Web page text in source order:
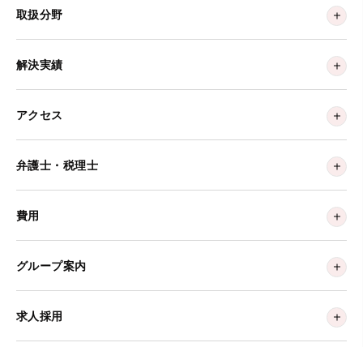
取扱分野
解決実績
アクセス
弁護士・税理士
費用
グループ案内
求人採用